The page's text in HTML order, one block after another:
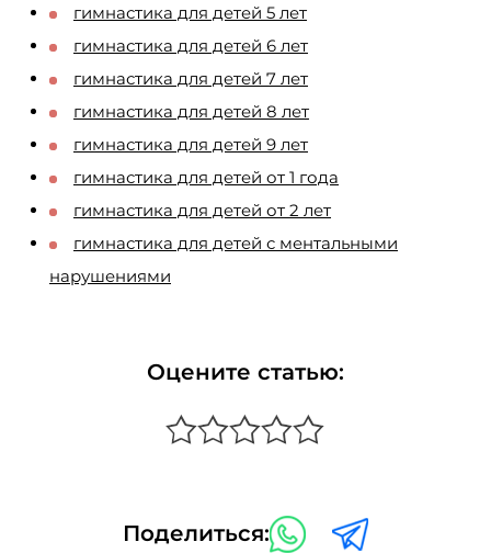
гимнастика для детей 5 лет
гимнастика для детей 6 лет
гимнастика для детей 7 лет
гимнастика для детей 8 лет
гимнастика для детей 9 лет
гимнастика для детей от 1 года
гимнастика для детей от 2 лет
гимнастика для детей с ментальными
нарушениями
Оцените статью:
Поделиться: